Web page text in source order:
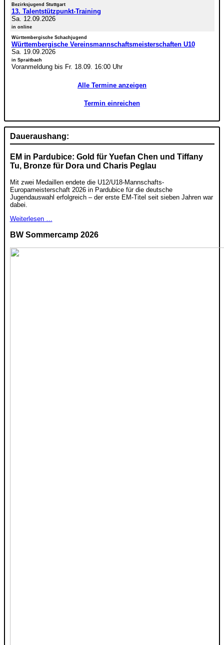
Bezirksjugend Stuttgart
13. Talentstützpunkt-Training
Sa. 12.09.2026
in online
Württembergische Schachjugend
Württembergische Vereinsmannschaftsmeisterschaften U10
Sa. 19.09.2026
in Spraitbach
Voranmeldung bis Fr. 18.09. 16:00 Uhr
Alle Termine anzeigen
Termin einreichen
Daueraushang:
EM in Pardubice: Gold für Yuefan Chen und Tiffany
Tu, Bronze für Dora und Charis Peglau
Mit zwei Medaillen endete die U12/U18-Mannschafts-
Europameisterschaft 2026 in Pardubice für die deutsche
Jugendauswahl erfolgreich – der erste EM-Titel seit sieben Jahren war
dabei.
Weiterlesen …
BW Sommercamp 2026